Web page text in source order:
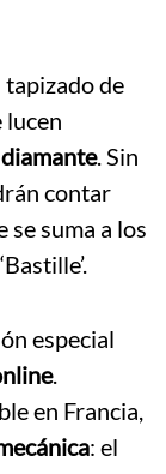
de
lucen
. Sin
contar
se suma a los
especial
.
en Francia,
: el